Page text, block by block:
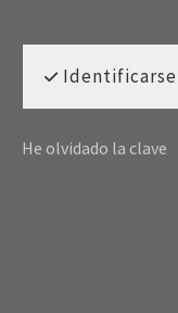
Identificarse
He olvidado la clave